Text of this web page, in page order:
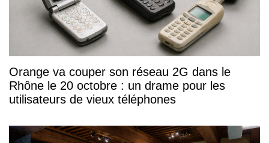
Orange va couper son réseau 2G dans le
Rhône le 20 octobre : un drame pour les
utilisateurs de vieux téléphones